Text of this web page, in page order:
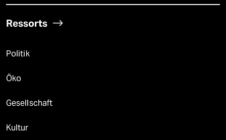
Ressorts
Politik
Öko
Gesellschaft
Kultur